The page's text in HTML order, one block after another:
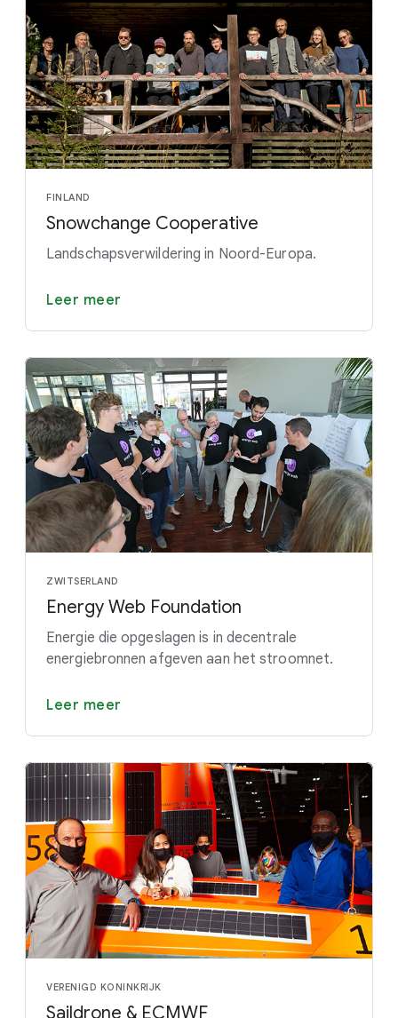
FINLAND
Snowchange Cooperative
Landschapsverwildering in Noord-Europa.
Leer meer
ZWITSERLAND
Energy Web Foundation
Energie die opgeslagen is in decentrale
energiebronnen afgeven aan het stroomnet.
Leer meer
VERENIGD KONINKRIJK
Saildrone & ECMWF